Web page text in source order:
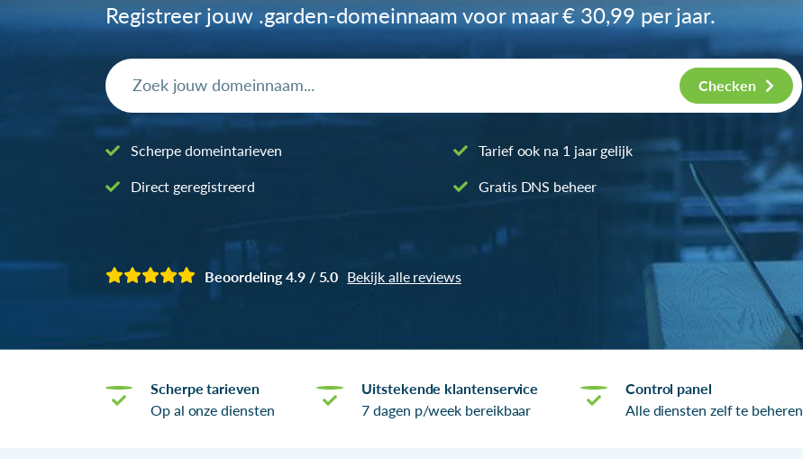
Registreer jouw .garden-domeinnaam voor maar€ 30,99 per jaar.
Checken
Scherpe domeintarieven
Direct geregistreerd
Tarief ook na 1 jaar gelijk
Gratis DNS beheer
Beoordeling 4.9 / 5.0 Bekijk alle reviews
Scherpe tarieven
Op al onze diensten
Uitstekende klantenservice
7 dagen p/week bereikbaar
Control panel
Alle diensten zelf te beheren